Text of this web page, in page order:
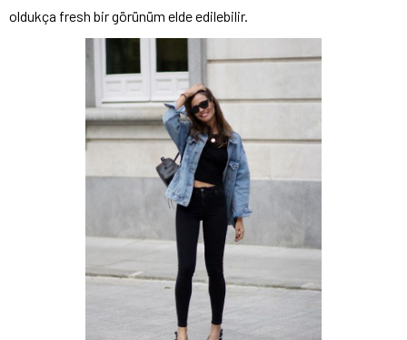
oldukça fresh bir görünüm elde edilebilir.